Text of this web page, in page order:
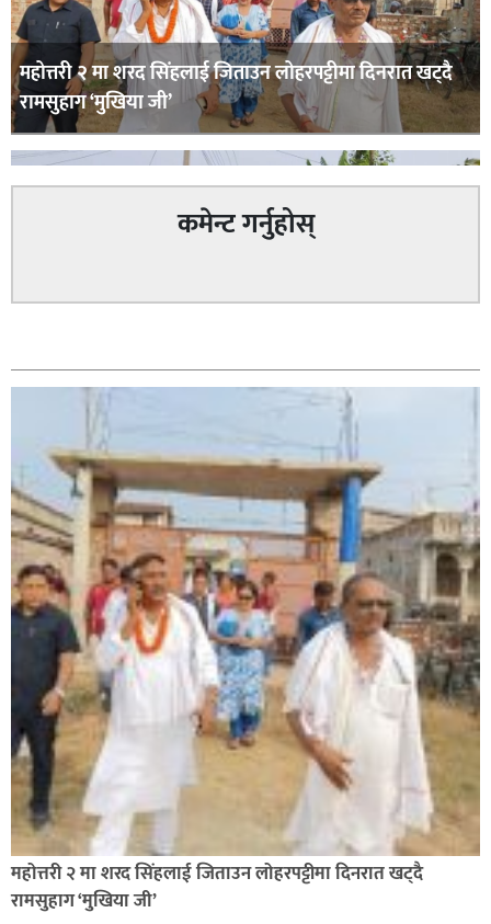
महोत्तरी २ मा शरद सिंहलाई जिताउन लोहरपट्टीमा दिनरात खट्दै
रामसुहाग ‘मुखिया जी’
सिराहा-२ मा संजय यादव भिड्ने !
रक्तदान सेवामा जिल्लामै दोस्रो स्थान ल्याएकोमा जनमत नेताद्वय
रेडक्रस सिराहा द्वारा सम्मानित
कमेन्ट गर्नुहोस्
महोत्तरी २ मा शरद सिंहलाई जिताउन लोहरपट्टीमा दिनरात खट्दै
रामसुहाग ‘मुखिया जी’